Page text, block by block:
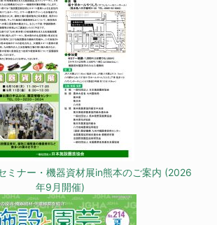
ミナー・機器資材展in熊本のご案内 (2026
年9月開催)